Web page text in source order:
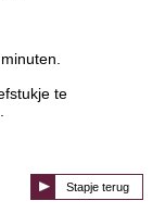
te
Stapje terug